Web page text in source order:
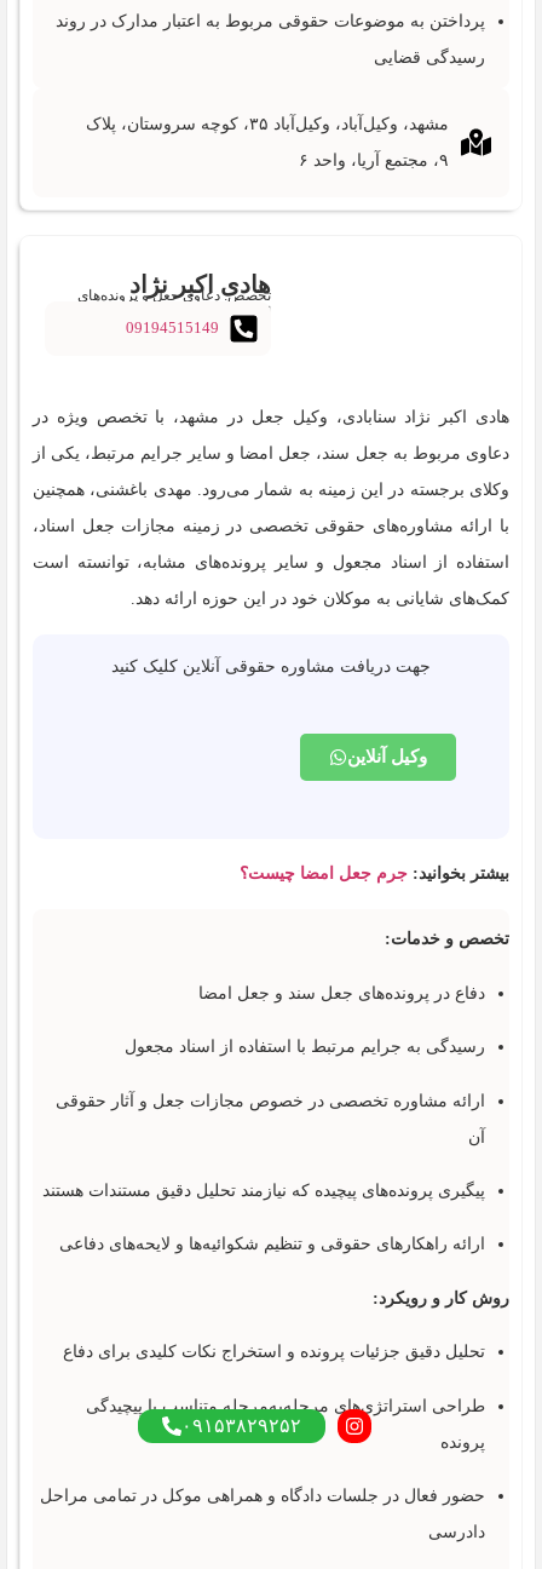
پرداختن به موضوعات حقوقی مربوط به اعتبار مدارک در روند
رسیدگی قضایی
مشهد، وکیل‌آباد، وکیل‌آباد ۳۵، کوچه سروستان، پلاک
۹، مجتمع آریا، واحد ۶
هادی اکبر نژاد
سنابادی‌
تخصص: دعاوی جعل و پرونده‌های
اسناد
09194515149
هادی اکبر نژاد سنابادی‌، وکیل جعل در مشهد، با تخصص ویژه در
دعاوی مربوط به جعل سند، جعل امضا و سایر جرایم مرتبط، یکی از
وکلای برجسته در این زمینه به شمار می‌رود. مهدی باغشنی، همچنین
با ارائه مشاوره‌های حقوقی تخصصی در زمینه مجازات جعل اسناد،
استفاده از اسناد مجعول و سایر پرونده‌های مشابه، توانسته است
کمک‌های شایانی به موکلان خود در این حوزه ارائه دهد.
جهت دریافت مشاوره حقوقی آنلاین کلیک کنید
وکیل آنلاین
بیشتر بخوانید: جرم جعل امضا چیست؟
تخصص و خدمات:
دفاع در پرونده‌های جعل سند و جعل امضا
رسیدگی به جرایم مرتبط با استفاده از اسناد مجعول
ارائه مشاوره تخصصی در خصوص مجازات جعل و آثار حقوقی
آن
پیگیری پرونده‌های پیچیده که نیازمند تحلیل دقیق مستندات هستند
ارائه راهکارهای حقوقی و تنظیم شکوائیه‌ها و لایحه‌های دفاعی
روش کار و رویکرد:
تحلیل دقیق جزئیات پرونده و استخراج نکات کلیدی برای دفاع
طراحی استراتژی‌های مرحله‌به‌مرحله متناسب با پیچیدگی
پرونده
حضور فعال در جلسات دادگاه و همراهی موکل در تمامی مراحل
دادرسی
۰۹۱۵۳۸۲۹۲۵۲